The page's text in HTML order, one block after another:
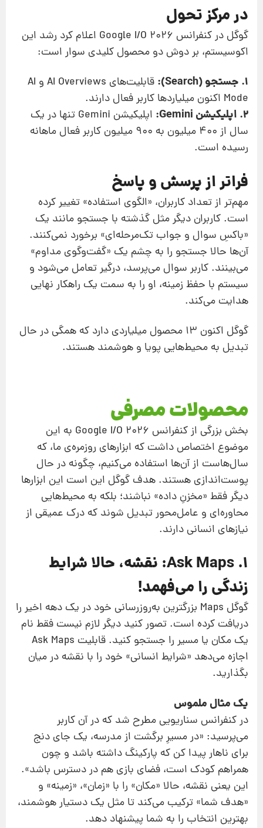
در مرکز تحول
گوگل در کنفرانس Google I/O 2026 اعلام کرد رشد این
اکوسیستم، بر دوش دو محصول کلیدی سوار است:
1. جستجو (Search):
قابلیت‌های AI Overviews و AI
Mode اکنون میلیاردها کاربر فعال دارند.
2. اپلیکیشن Gemini:
اپلیکیشن Gemini تنها در یک
سال از ۴۰۰ میلیون به ۹۰۰ میلیون کاربر فعال ماهانه
رسیده است.
فراتر از پرسش و پاسخ
مهم‌تر از تعداد کاربران، «الگوی استفاده» تغییر کرده
است. کاربران دیگر مثل گذشته با جستجو مانند یک
«باکسِ سوال و جواب تک‌مرحله‌ای» برخورد نمی‌کنند.
آن‌ها حالا جستجو را به چشم یک «گفت‌وگوی مداوم»
می‌بینند. کاربر سوال می‌پرسد، درگیر تعامل می‌شود و
سیستم با حفظ زمینه، او را به سمت یک راهکار نهایی
هدایت می‌کند.
گوگل اکنون ۱۳ محصول میلیاردی دارد که همگی در حال
تبدیل به محیط‌هایی پویا و هوشمند هستند.
محصولات مصرفی
بخش بزرگی از کنفرانس Google I/O 2026 به این
موضوع اختصاص داشت که ابزارهای روزمره‌ی ما، که
سال‌هاست از آن‌ها استفاده می‌کنیم، چگونه در حال
پوست‌اندازی هستند. هدف گوگل این است این ابزارها
دیگر فقط «مخزنِ داده» نباشند؛ بلکه به محیط‌هایی
محاوره‌ای و عامل‌محور تبدیل شوند که درک عمیقی از
نیازهای انسانی دارند.
۱. Ask Maps: نقشه، حالا شرایط
زندگی را می‌فهمد!
گوگل Maps بزرگترین به‌روزرسانی خود در یک دهه اخیر را
دریافت کرده است. تصور کنید دیگر لازم نیست فقط نام
یک مکان یا مسیر را جستجو کنید. قابلیت Ask Maps
اجازه می‌دهد «شرایط انسانی» خود را با نقشه در میان
بگذارید.
یک مثال ملموس
در کنفرانس سناریویی مطرح شد که در آن کاربر
می‌پرسید: «در مسیرِ برگشت از مدرسه، یک جای دنج
برای ناهار پیدا کن که پارکینگ داشته باشد و چون
همراهم کودک است، فضای بازی هم در دسترس باشد».
این یعنی نقشه، حالا «مکان» را با «زمان»، «زمینه» و
«هدف شما» ترکیب می‌کند تا مثل یک دستیار هوشمند،
بهترین انتخاب را به شما پیشنهاد دهد.